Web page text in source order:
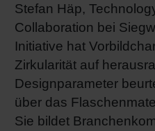
Stefan Häp,
Collaboration bei
Initiative hat
Zirkularität auf
Designparameter
über das
Sie bildet